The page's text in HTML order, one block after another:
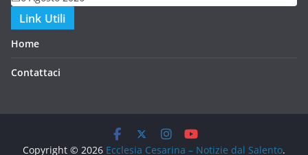
Link Utili
Home
Contattaci
Copyright © 2026 Ecclesia Cesarina – Notizie dal Salento.